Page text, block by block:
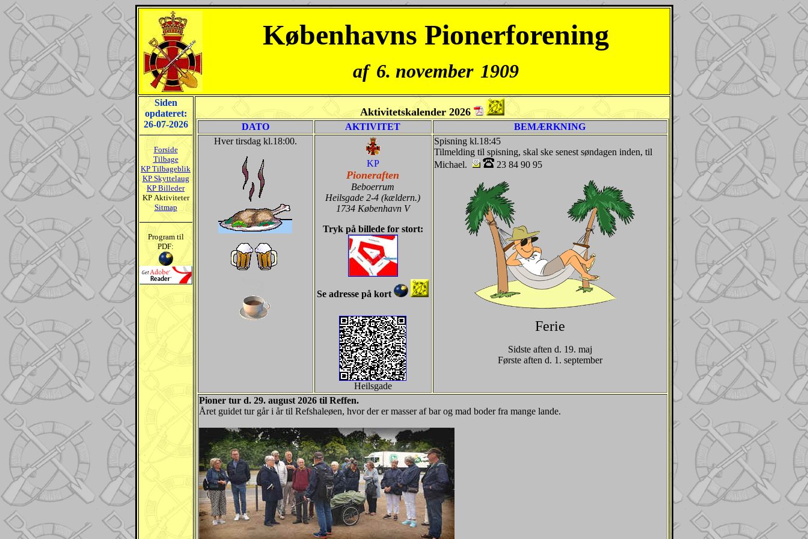
Københavns Pionerforening
af 6. november 1909
Siden
opdateret:
26-07-2026
Forside
Tilbage
KP Tilbageblik
KP Skyttelaug
KP Billeder
KP Aktiviteter
Sitmap
Program til
PDF:
Aktivitetskalender 2026
DATO AKTIVITET
BEMÆRKNING
Hver tirsdag kl.18:00.
KP
Pioneraften
Beboerrum
Heilsgade 2-4 (kældern.)
1734 København V
Tryk på billede for stort:
Se adresse på kort
Heilsgade
Spisning kl.18:45
Tilmelding til spisning, skal ske senest søndagen inden, til
Michael.
23 84 90 95
Ferie
Sidste aften d. 19. maj
Første aften d. 1. september
Pioner tur d. 29. august 2026 til Reffen.
Året guidet tur går i år til Refshaleøen, hvor der er masser af bar og mad boder fra mange lande.